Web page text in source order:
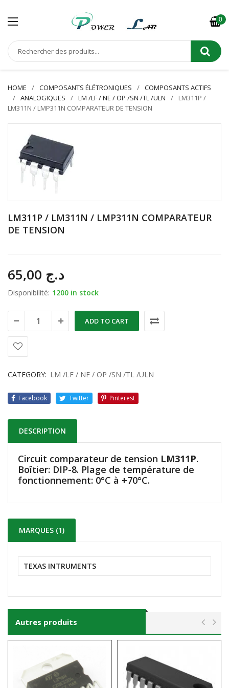
0
HOME COMPOSANTS ÉLÉTRONIQUES
COMPOSANTS ACTIFS
ANALOGIQUES
LM /LF / NE / OP /SN /TL /ULN
LM311P /
LM311N / LMP311N COMPARATEUR DE TENSION
LM311P / LM311N / LMP311N COMPARATEUR
DE TENSION
د.ج
Disponibilité: 1200 in stock
ADD TO CART
CATEGORY: LM /LF / NE / OP /SN /TL /ULN
Facebook Twitter Pinterest
DESCRIPTION
Circuit comparateur de tension LM311P.
Boîtier: DIP-8. Plage de température de
fonctionnement: 0°C à +70°C.
MARQUES (1)
TEXAS INTRUMENTS
Autres produits